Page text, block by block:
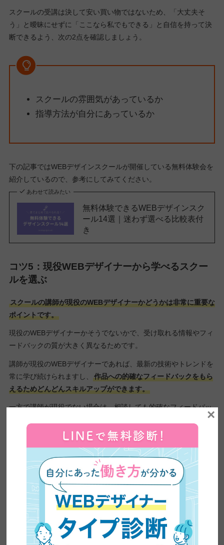
スクールの受講は決して安い買い物ではないため、「大丈夫そ
う」と曖昧にせずに「ここなら私でもできる」と自信を持って決
断できるよう、次の2点を確認しましょう。
スクールの雰囲気があっているか
指導方法が自分にあっているか
下の記事ではWEBデザインスクールが開催している無料体験会を
紹介しているので、参考にしてみてください。
あわせて読みたい
無料体験できるWEBデザインスク
ール14選｜迷わず選べる比較表付
き
コツ5： 現役WEBデザイナーから学べるスクー
ルを選ぶ
スクールの講師が現役のWEBデザイナーかどうかは非常に重要な
ポイントです。
現役のWEBデザイナーかそうでないかで、受け取れる情報やフィ
ードバックの質が大きく異なるためです。
講師が現役のWEBデザイナーであれば、最新の技術やトレンドを
常に学び続けられますし、
作品への的確なフィードバックをもら
えるためどんどんスキルアップができます。
一方で講師が現役でない場合は、相談しても的確なフィードバッ
結果として実践的なスキルが身に付かず、WEBデザイナーとして
活躍するという目標が達成できません。
現に、当メディアを運営する日本デザインが 「WEBデザインスク
ールに実際に通って良かったこと」を聞いたところ、9割以上の
方が「現役WEBデザイナーからの添削」と回答しました。
×